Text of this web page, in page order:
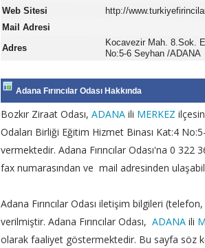
Web Sitesi
http://
Mail Adresi
Adres
Kocavezir Mah. 8.Sok.
No:5-6 Seyhan /ADANA
Adana Fırıncılar Odası Hakkında
Bozkır Ziraat Odası, ADANA ili MERKEZ
Odaları Birliği Eğitim Hizmet Binası Kat:4
vermektedir. Adana Fırıncılar Odası'na 0
fax numarasından ve mail adresinden
Adana Fırıncılar Odası iletişim bilgileri
verilmiştir. Adana Fırıncılar Odası, ADANA ili
olarak faaliyet göstermektedir. Bu sayfa söz